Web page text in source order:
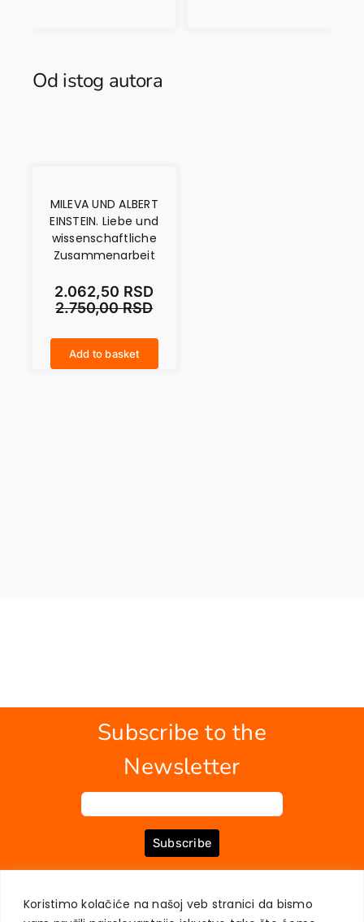
Koristimo kolačiće na našoj veb stranici da bismo
Od istog autora
MILEVA UND ALBERT
EINSTEIN. Liebe und
wissenschaftliche
Zusammenarbeit
2.750,00RSD
2.062,50 RSD
Add to basket
Subscribe to the
Newsletter
Subscribe